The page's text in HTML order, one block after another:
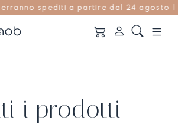
spediti a partire dal 24 agosto |
i prodotti